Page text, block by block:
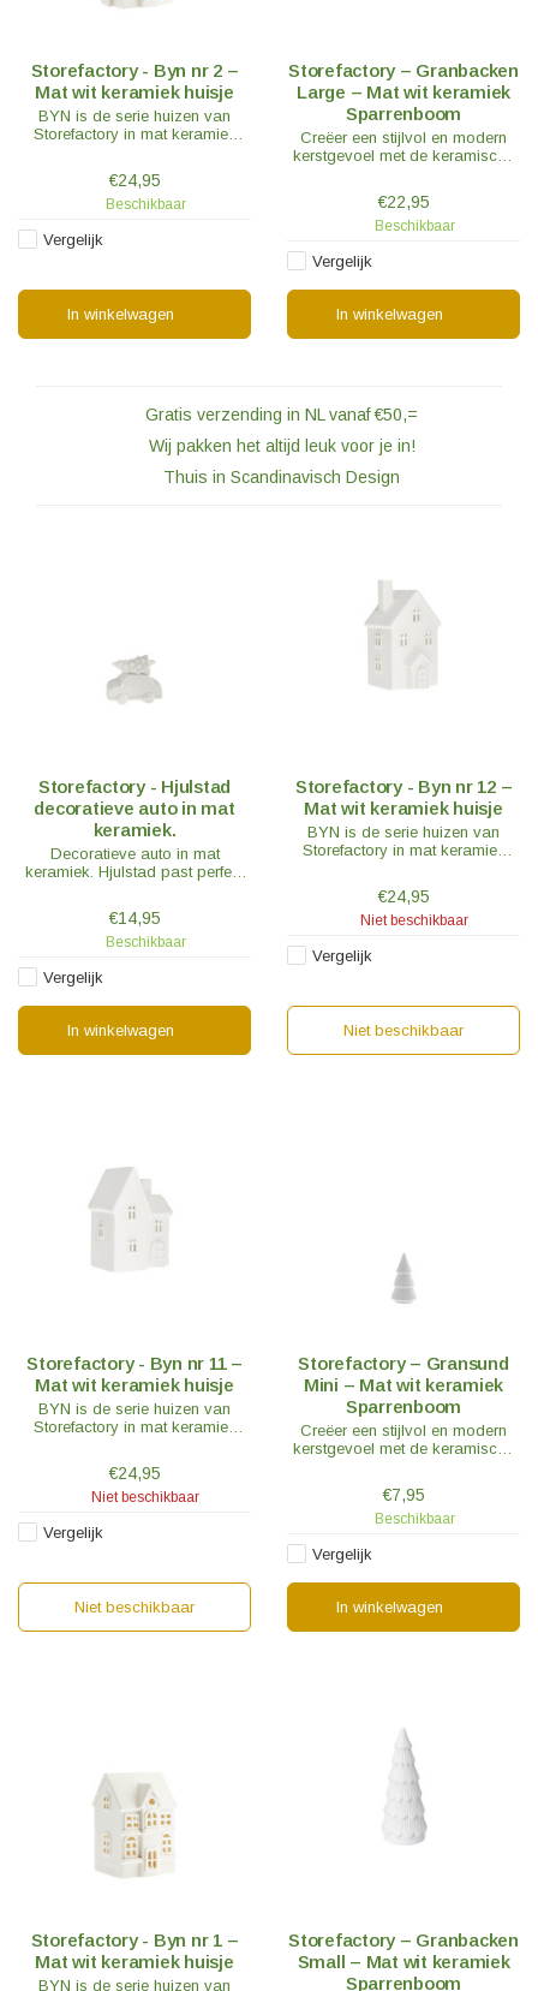
Storefactory - Byn nr 2 –
Mat wit keramiek huisje
BYN is de serie huizen van
Storefactory in mat keramiek
combinatiemogelijkheden zijn te
maken.
€24,95
Beschikbaar
Vergelijk
In winkelwagen
Storefactory – Granbacken
Large – Mat wit keramiek
Sparrenboom
Creëer een stijlvol en modern
kerstgevoel met de keramische
€22,95
Beschikbaar
Vergelijk
In winkelwagen
Gratis verzending in NL vanaf €50,=
Wij pakken het altijd leuk voor je in!
Thuis in Scandinavisch Design
Storefactory - Hjulstad
decoratieve auto in mat
keramiek.
Decoratieve auto in mat
keramiek. Hjulstad past perfect
Byn huisjes of in een stilleven op
de plank.
€14,95
Beschikbaar
Vergelijk
In winkelwagen
Storefactory - Byn nr 12 –
Mat wit keramiek huisje
BYN is de serie huizen van
Storefactory in mat keramiek
combinatiemogelijkheden zijn te
maken.
€24,95
Niet beschikbaar
Vergelijk
Niet beschikbaar
Storefactory - Byn nr 11 –
Mat wit keramiek huisje
BYN is de serie huizen van
Storefactory in mat keramiek
combinatiemogelijkheden zijn te
maken.
€24,95
Niet beschikbaar
Vergelijk
Niet beschikbaar
Storefactory – Gransund
Mini – Mat wit keramiek
Sparrenboom
Creëer een stijlvol en modern
kerstgevoel met de keramische
€7,95
Beschikbaar
Vergelijk
In winkelwagen
Storefactory - Byn nr 1 –
Mat wit keramiek huisje
BYN is de serie huizen van
Storefactory – Granbacken
Small – Mat wit keramiek
Sparrenboom